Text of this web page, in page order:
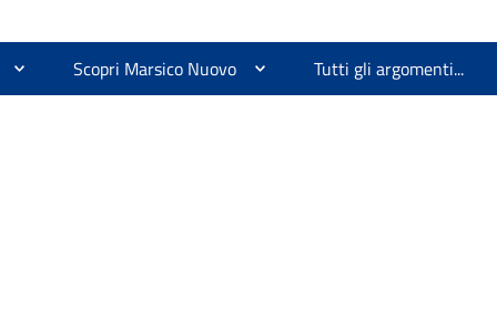
Scopri Marsico Nuovo Tutti gli argomenti...